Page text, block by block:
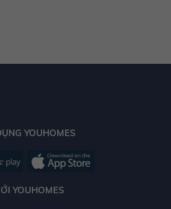
YOUHOMES
YOUHOMES